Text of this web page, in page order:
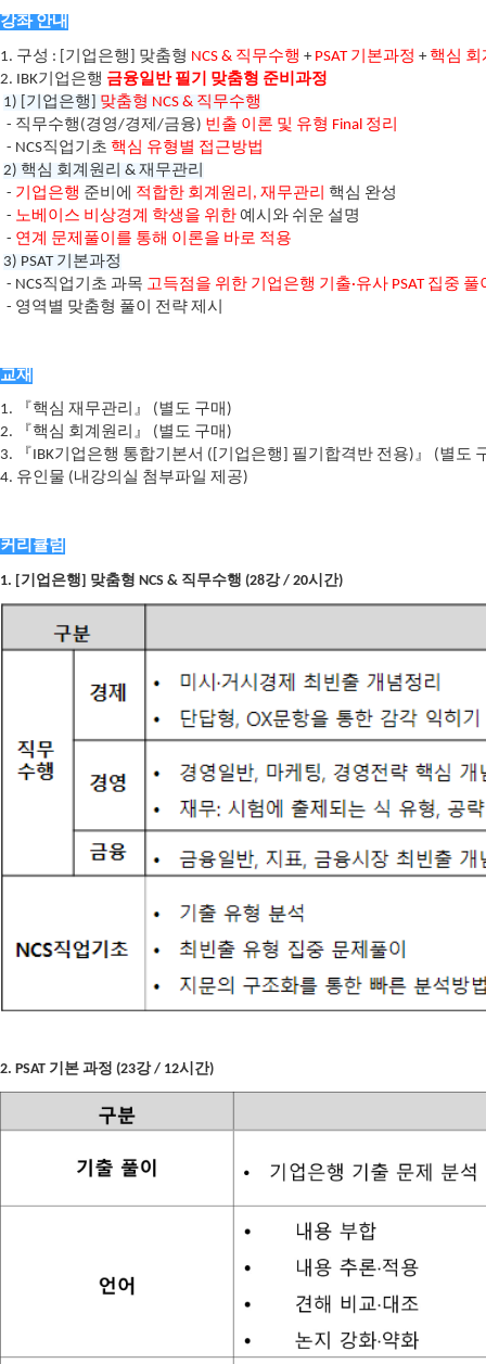
강좌 안내
1. 구성 : [기업은행] 맞춤형 NCS & 직무수행 + PSAT 기본과정 + 핵심
2. IBK기업은행 금융일반 필기 맞춤형 준비과정
1) [기업은행] 맞춤형 NCS & 직무수행
- 직무수행(경영/경제/금융) 빈출 이론 및 유형 Final 정리
- NCS직업기초 핵심 유형별 접근방법
2) 핵심 회계원리 & 재무관리
- 기업은행 준비에 적합한 회계원리, 재무관리 핵심 완성
- 노베이스 비상경계 학생을 위한 예시와 쉬운 설명
- 연계 문제풀이를 통해 이론을 바로 적용
3) PSAT 기본과정
- NCS직업기초 과목 고득점을 위한 기업은행 기출·유사 PSAT 집중 풀
- 영역별 맞춤형 풀이 전략 제시
교재
1. 『핵심 재무관리』 (별도 구매)
2. 『핵심 회계원리』 (별도 구매)
3. 『IBK기업은행 통합기본서 ([기업은행] 필기합격반 전용)』 (별도
4. 유인물 (내강의실 첨부파일 제공)
커리큘럼
1. [기업은행] 맞춤형 NCS & 직무수행 (28강 / 20시간)
2. PSAT 기본 과정 (23강 / 12시간)